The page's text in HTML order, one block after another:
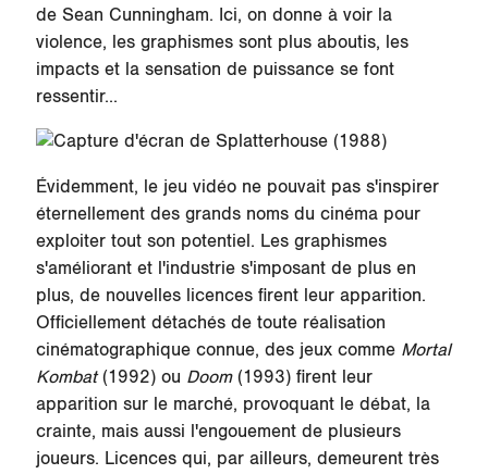
de Sean Cunningham. Ici, on donne à voir la
violence, les graphismes sont plus aboutis, les
impacts et la sensation de puissance se font
ressentir...
Évidemment, le jeu vidéo ne pouvait pas s'inspirer
éternellement des grands noms du cinéma pour
exploiter tout son potentiel. Les graphismes
s'améliorant et l'industrie s'imposant de plus en
plus, de nouvelles licences firent leur apparition.
Officiellement détachés de toute réalisation
cinématographique connue, des jeux comme Mortal
Kombat(1992) ou Doom (1993) firent leur
apparition sur le marché, provoquant le débat, la
crainte, mais aussi l'engouement de plusieurs
joueurs. Licences qui, par ailleurs, demeurent très